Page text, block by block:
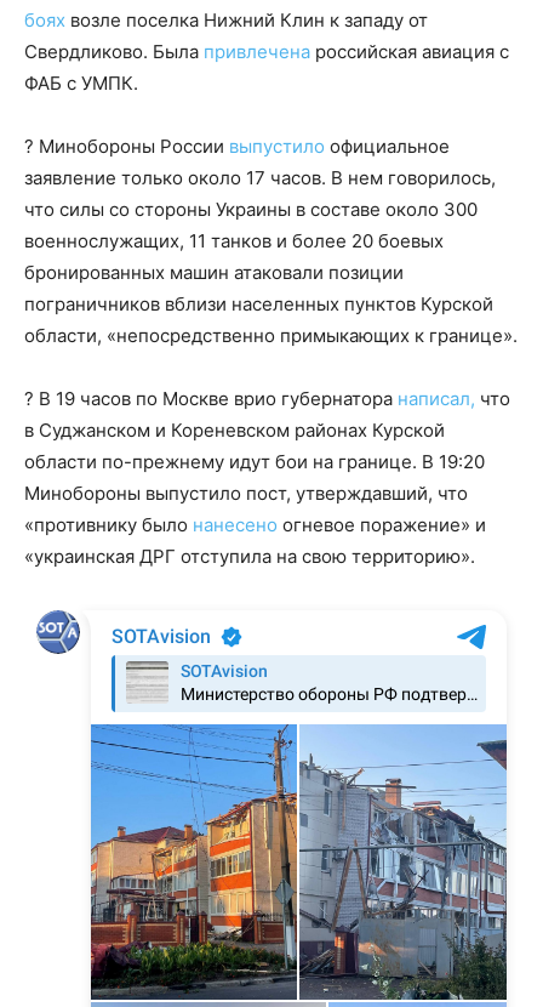
боях возле поселка Нижний Клин к западу от
Свердликово. Была привлечена российская авиация с
ФАБ с УМПК.
? Минобороны России выпустило официальное
заявление только около 17 часов. В нем говорилось,
что силы со стороны Украины в составе около 300
военнослужащих, 11 танков и более 20 боевых
бронированных машин атаковали позиции
пограничников вблизи населенных пунктов Курской
области, «непосредственно примыкающих к границе».
? В 19 часов по Москве врио губернатора написал, что
в Суджанском и Кореневском районах Курской
области по-прежнему идут бои на границе. В 19:20
Минобороны выпустило пост, утверждавший, что
«противнику было нанесено огневое поражение» и
«украинская ДРГ отступила на свою территорию».